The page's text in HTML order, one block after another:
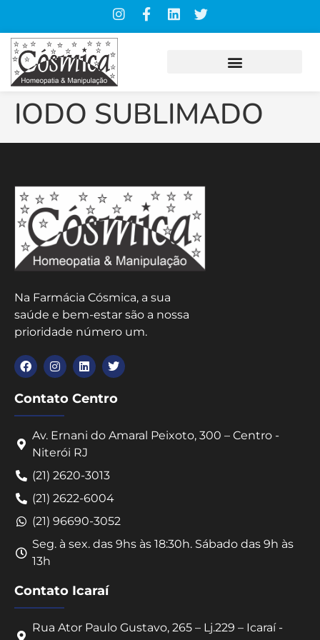
IODO SUBLIMADO
Na Farmácia Cósmica, a sua
saúde e bem-estar são a nossa
prioridade número um.
Contato Centro
Av. Ernani do Amaral Peixoto, 300 – Centro -
Niterói RJ
(21) 2620-3013
(21) 2622-6004
(21) 96690-3052
Seg. à sex. das 9hs às 18:30h. Sábado das 9h às
13h
Contato Icaraí
Rua Ator Paulo Gustavo, 265 – Lj.229 – Icaraí -